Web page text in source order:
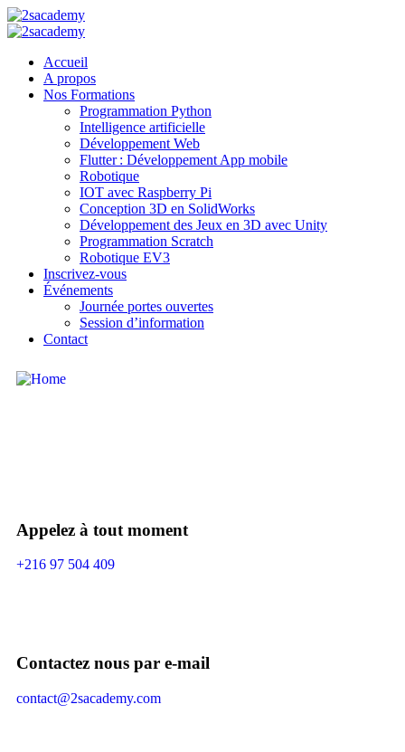
Accueil
A propos
Nos Formations
Programmation Python
Intelligence artificielle
Développement Web
Flutter : Développement App mobile
Robotique
IOT avec Raspberry Pi
Conception 3D en SolidWorks
Développement des Jeux en 3D avec Unity
Programmation Scratch
Robotique EV3
Inscrivez-vous
Événements
Journée portes ouvertes
Session d’information
Contact
Appelez à tout moment
+216 97 504 409
Contactez nous par e-mail
contact@2sacademy.com